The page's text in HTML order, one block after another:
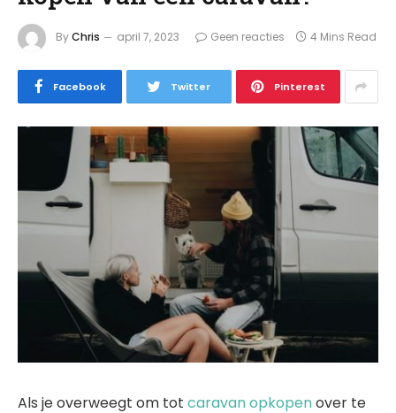
ByChris april 7, 2023 Geen reacties 4 Mins Read
Facebook Twitter Pinterest
Als je overweegt om tot caravan opkopenover te